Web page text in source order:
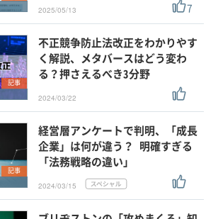
2025/05/13 7
記事
不正競争防止法改正をわかりやす
く解説、メタバースはどう変わ
る？押さえるべき3分野
2024/03/22
記事
経営層アンケートで判明、「成長
企業」は何が違う？ 明確すぎる
「法務戦略の違い」
2024/03/15